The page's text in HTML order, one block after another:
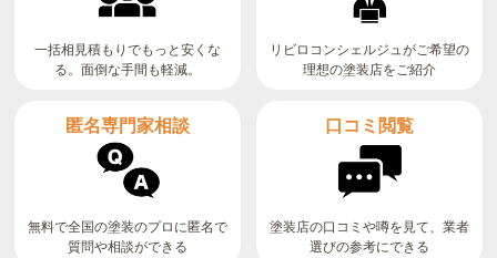
一括相見積もりでもっと安くな
る。面倒な手間も軽減。
リビロコンシェルジュがご希望の
理想の塗装店をご紹介
匿名専門家相談
無料で全国の塗装のプロに匿名で
質問や相談ができる
口コミ閲覧
塗装店の口コミや噂を見て、業者
選びの参考にできる